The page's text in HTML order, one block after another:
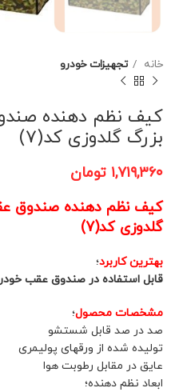
خانه تجهیزات خودرو
کیف نظم دهنده
بزرگ گلدوزی کد(7)
۱,۷۱۹,۳۶۰ تومان
کیف نظم دهنده صندوق
گلدوزی کد(7)
بهترین کاربرد؛
قابل استفاده در صندوق عقب
مشخصات محصول؛
صد در صد قابل شستشو
تولیده شده از ورقهای پولیمری
عایق در مقابل رطوبت هوا
ابعاد نظم دهنده؛